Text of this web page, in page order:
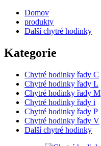
Domov
produkty
Další chytré hodinky
Kategorie
Chytré hodinky řady C
Chytré hodinky řady L
Chytré hodinky řady M
Chytré hodinky řady i
Chytré hodinky řady P
Chytré hodinky řady V
Další chytré hodinky